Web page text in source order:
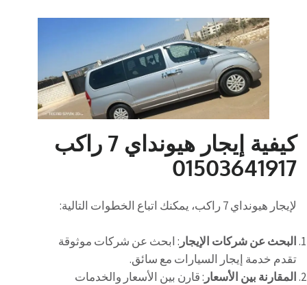
كيفية إيجار هيونداي 7 راكب
01503641917
لإيجار هيونداي 7 راكب، يمكنك اتباع الخطوات التالية:
البحث عن شركات الإيجار : ابحث عن شركات موثوقة
تقدم خدمة إيجار السيارات مع سائق.
المقارنة بين الأسعار : قارن بين الأسعار والخدمات